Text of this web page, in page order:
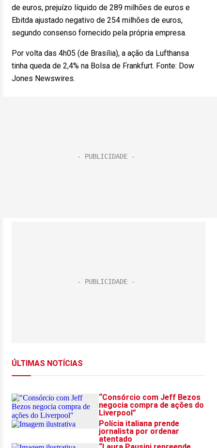
de euros, prejuízo líquido de 289 milhões de euros e
Ebitda ajustado negativo de 254 milhões de euros,
segundo consenso fornecido pela própria empresa.
Por volta das 4h05 (de Brasília), a ação da Lufthansa
tinha queda de 2,4% na Bolsa de Frankfurt. Fonte: Dow
Jones Newswires.